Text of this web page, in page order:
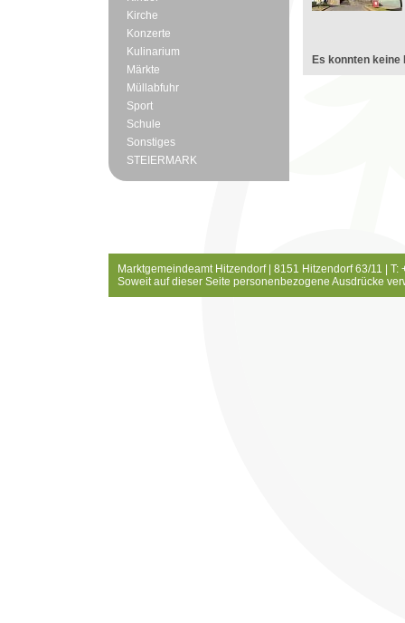
Kirche
Konzerte
Kulinarium
Märkte
Müllabfuhr
Sport
Schule
Sonstiges
STEIERMARK
Es konnten keine
Marktgemeindeamt Hitzendorf | 8151 Hitzendorf 63/11 |
Soweit auf dieser Seite personenbezogene Ausdrücke